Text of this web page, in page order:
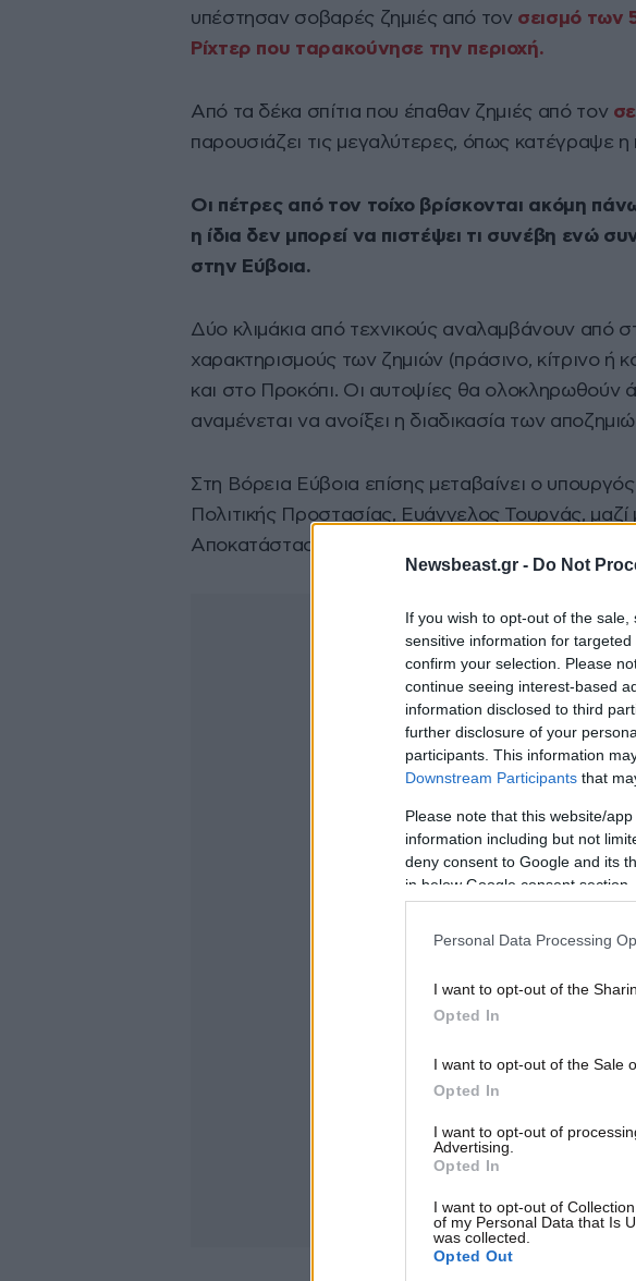
Newsbeast.gr - Do Not
If you wish to opt-out of the
sensitive information for
confirm your selection. Please
continue seeing interest-based
information disclosed to third
further disclosure of your
participants. This information
Downstream Participants that
Please note that this website/
information including but not
deny consent to Google and its
in below Google consent section.
Personal Data Processing
I want to opt-out of the
Opted In
I want to opt-out of the Sale
Opted In
I want to opt-out of
Advertising.
Opted In
I want to opt-out of
of my Personal Data that Is
was collected.
Opted Out
υπέστησαν σοβαρές ζημιές από τον σεισμό των
Ρίχτερ που ταρακούνησε την περιοχή.
Από τα δέκα σπίτια που έπαθαν ζημιές από τον
παρουσιάζει τις μεγαλύτερες, όπως κατέγραψε
Οι πέτρες από τον τοίχο βρίσκονται ακόμη
η ίδια δεν μπορεί να πιστέψει τι συνέβη ενώ
στην Εύβοια.
Δύο κλιμάκια από τεχνικούς αναλαμβάνουν από
χαρακτηρισμούς των ζημιών (πράσινο, κίτρινο
και στο Προκόπι. Οι αυτοψίες θα ολοκληρωθούν
αναμένεται να ανοίξει η διαδικασία των
Στη Βόρεια Εύβοια επίσης μεταβαίνει ο υπουργός
Πολιτικής Προστασίας, Ευάγγελος Τουρνάς, μαζί
Αποκατάστασης Φυσικών Καταστροφών και